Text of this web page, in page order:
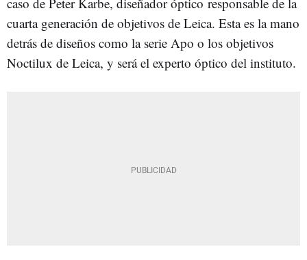
cuarta generación de objetivos de Leica. Esta es la mano
detrás de diseños como la serie Apo o los objetivos
Noctilux de Leica, y será el experto óptico del instituto.